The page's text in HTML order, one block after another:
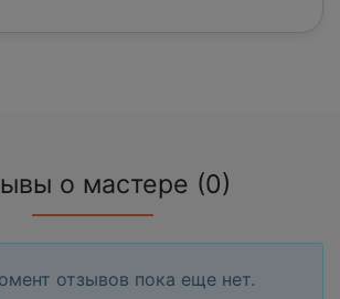
о мастере (0)
отзывов пока еще нет.